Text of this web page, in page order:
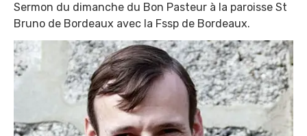
Sermon du dimanche du Bon Pasteur à la paroisse St
Bruno de Bordeaux avec la Fssp de Bordeaux.